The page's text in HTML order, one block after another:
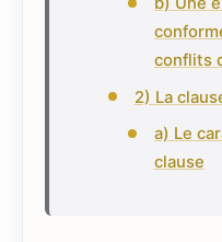
conflits
2) La
a) Le
clause